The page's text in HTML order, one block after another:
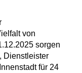
von
sorgen
Dienstleister
für 24